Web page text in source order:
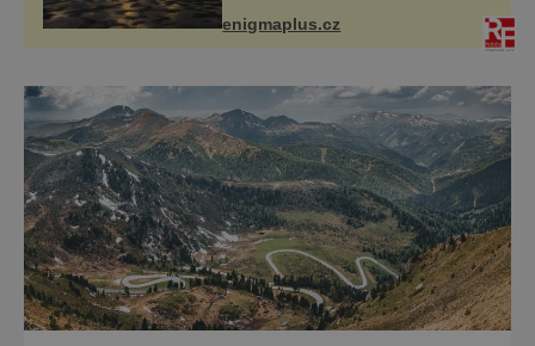
této pláže. Proč má pláž takové
netypické zbarvení? Nakolik jsou
enigmaplus.cz